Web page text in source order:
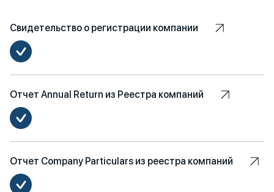
Свидетельство о регистрации компании
Отчет Annual Return из Реестра компаний
Отчет Company Particulars из реестра компаний